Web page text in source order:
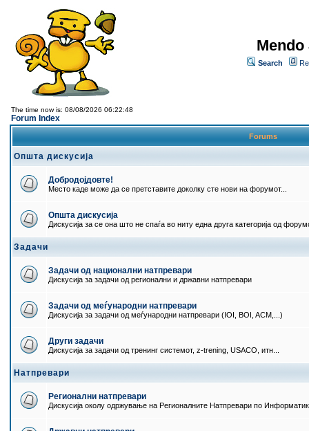
Search
The time now is: 08/08/2026 06:22:48
Forum Index
Forums
Општа дискусија
Добродојдовте!
Место каде може да се претставите доколку сте нови на форумот...
Општа дискусија
Дискусија за се она што не спаѓа во ниту една друга категорија од
Задачи
Задачи од национални натпревари
Дискусија за задачи од регионални и државни натпревари
Задачи од меѓународни натпревари
Дискусија за задачи од меѓународни натпревари (IOI, BOI, ACM,...)
Други задачи
Дискусија за задачи од тренинг системот, z-trening, USACO, итн...
Натпревари
Регионални натпревари
Дискусија околу одржување на Регионалните Натпревари по